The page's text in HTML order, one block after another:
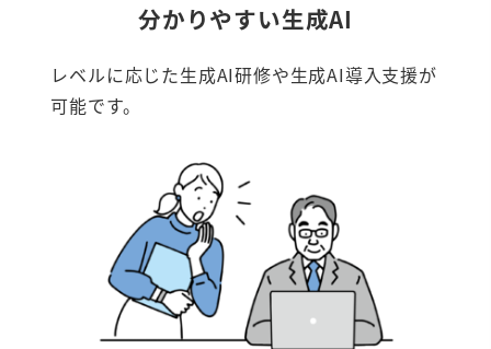
分かりやすい生成AI
レベルに応じた生成AI研修や生成AI導入支援が
可能です。